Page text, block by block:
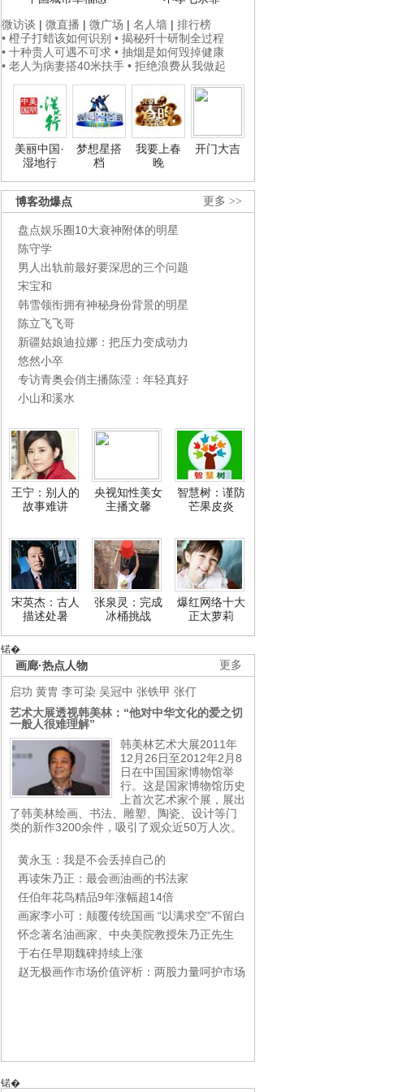
微访谈 | 微直播 | 微广场 | 名人墙 | 排行榜
• 橙子打蜡该如何识别 • 揭秘歼十研制全过程
• 十种贵人可遇不可求 • 抽烟是如何毁掉健康
• 老人为病妻搭40米扶手 • 拒绝浪费从我做起
美丽中国·
湿地行
梦想星搭
档
我要上春
晚
开门大吉
更多 >>
博客劲爆点
盘点娱乐圈10大衰神附体的明星
陈守学
男人出轨前最好要深思的三个问题
宋宝和
韩雪领衔拥有神秘身份背景的明星
陈立飞飞哥
新疆姑娘迪拉娜：把压力变成动力
悠然小卒
专访青奥会俏主播陈滢：年轻真好
小山和溪水
王宁：别人的
故事难讲
央视知性美女
主播文馨
智慧树：谨防
芒果皮炎
宋英杰：古人
描述处暑
张泉灵：完成
冰桶挑战
爆红网络十大
正太萝莉
锘�
更多
画廊·热点人物
启功 黄胄 李可染 吴冠中 张铁甲 张仃
艺术大展透视韩美林：“他对中华文化的爱之切
一般人很难理解”
韩美林艺术大展2011年
12月26日至2012年2月8
日在中国国家博物馆举
行。这是国家博物馆历史
上首次艺术家个展，展出
了韩美林绘画、书法、雕塑、陶瓷、设计等门
类的新作3200余件，吸引了观众近50万人次。
黄永玉：我是不会丢掉自己的
再读朱乃正：最会画油画的书法家
任伯年花鸟精品9年涨幅超14倍
画家李小可：颠覆传统国画 “以满求空”不留白
怀念著名油画家、中央美院教授朱乃正先生
于右任早期魏碑持续上涨
赵无极画作市场价值评析：两股力量呵护市场
锘�